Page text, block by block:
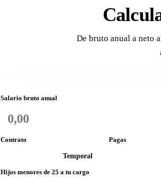
De bruto anual a neto
Salario bruto anual
Contrato
Temporal
Pagas
Hijos menores de 25 a tu cargo